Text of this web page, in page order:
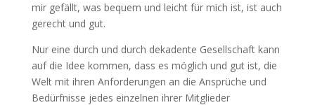
mir gefällt, was bequem und leicht für mich ist, ist auch
gerecht und gut.
Nur eine durch und durch dekadente Gesellschaft kann
auf die Idee kommen, dass es möglich und gut ist, die
Welt mit ihren Anforderungen an die Ansprüche und
Bedürfnisse jedes einzelnen ihrer Mitglieder